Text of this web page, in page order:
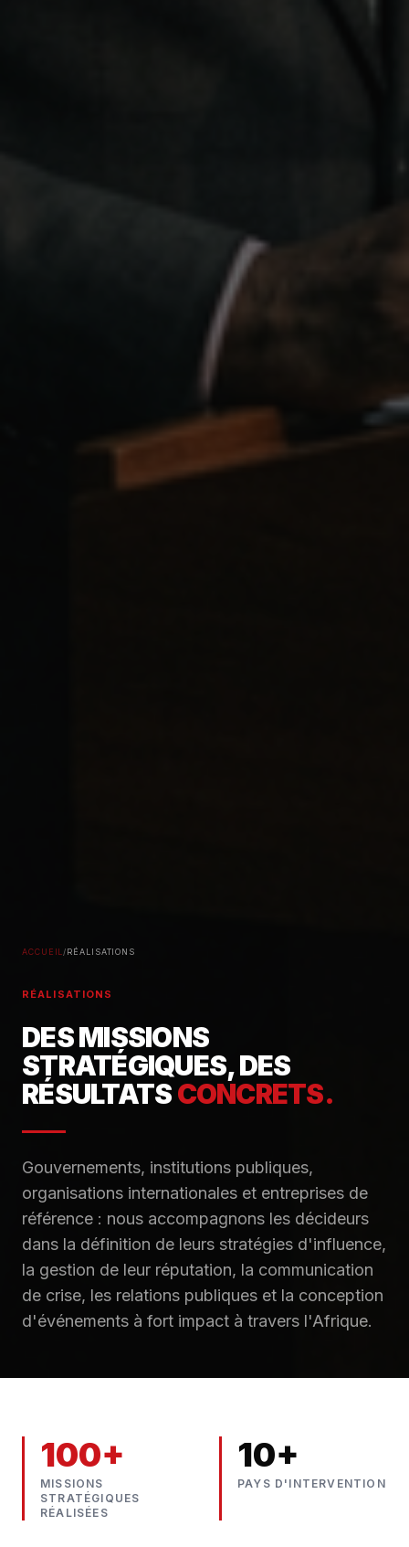
ACCUEIL/RÉALISATIONS
RÉALISATIONS
DES MISSIONS
STRATÉGIQUES, DES
RÉSULTATSCONCRETS.
Gouvernements, institutions publiques,
organisations internationales et entreprises de
référence : nous accompagnons les décideurs
dans la définition de leurs stratégies d'influence,
la gestion de leur réputation, la communication
de crise, les relations publiques et la conception
d'événements à fort impact à travers l'Afrique.
100+
MISSIONS
STRATÉGIQUES
RÉALISÉES
10+
PAYS D'INTERVENTION